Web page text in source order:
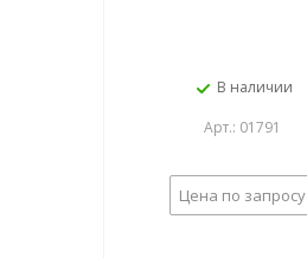
В наличии
Арт.: 01791
Цена по запросу